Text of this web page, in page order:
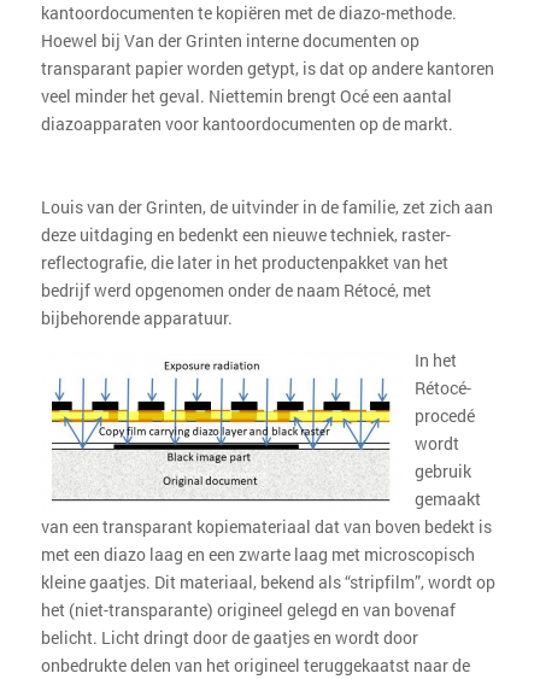
kantoordocumenten te kopiëren met de diazo-methode.
Hoewel bij Van der Grinten interne documenten op
transparant papier worden getypt, is dat op andere kantoren
veel minder het geval. Niettemin brengt Océ een aantal
diazoapparaten voor kantoordocumenten op de markt.
Louis van der Grinten, de uitvinder in de familie, zet zich aan
deze uitdaging en bedenkt een nieuwe techniek, raster-
reflectografie, die later in het productenpakket van het
bedrijf werd opgenomen onder de naam Rétocé, met
bijbehorende apparatuur.
In het
Rétocé-
procedé
wordt
gebruik
gemaakt
van een transparant kopiemateriaal dat van boven bedekt is
met een diazo laag en een zwarte laag met microscopisch
kleine gaatjes. Dit materiaal, bekend als “stripfilm”, wordt op
het (niet-transparante) origineel gelegd en van bovenaf
belicht. Licht dringt door de gaatjes en wordt door
onbedrukte delen van het origineel teruggekaatst naar de